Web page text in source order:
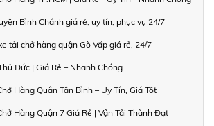
Bình Chánh giá rẻ, uy tín, phục vụ 24/7
tải chở hàng quận Gò Vấp giá rẻ, 24/7
Đức | Giá Rẻ – Nhanh Chóng
Hàng Quận Tân Bình – Uy Tín, Giá Tốt
Hàng Quận 7 Giá Rẻ | Vận Tải Thành Đạt